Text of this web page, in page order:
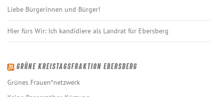
Liebe Bürgerinnen und Bürger!
Hier fürs Wir: Ich kandidiere als Landrat für Ebersberg
GRÜNE KREISTAGSFRAKTION EBERSBERG
Grünes Frauen*netzwerk